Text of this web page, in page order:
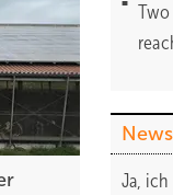
Two
Ja,